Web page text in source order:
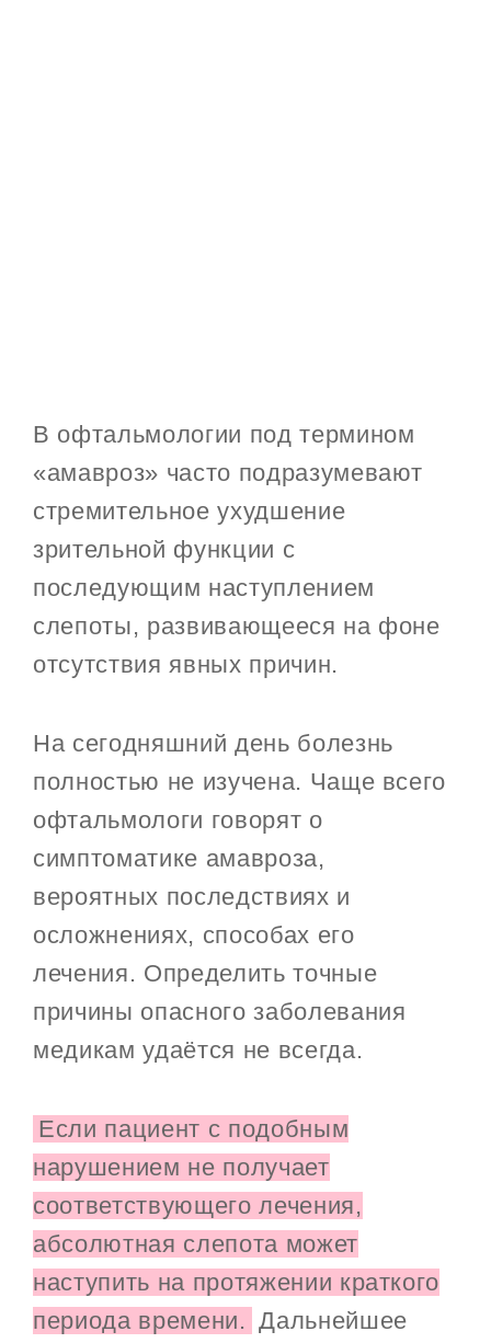
В офтальмологии под термином
«амавроз» часто подразумевают
стремительное ухудшение
зрительной функции с
последующим наступлением
слепоты, развивающееся на фоне
отсутствия явных причин.
На сегодняшний день болезнь
полностью не изучена. Чаще всего
офтальмологи говорят о
симптоматике амавроза,
вероятных последствиях и
осложнениях, способах его
лечения. Определить точные
причины опасного заболевания
медикам удаётся не всегда.
Если пациент с подобным
нарушением не получает
соответствующего лечения,
абсолютная слепота может
наступить на протяжении краткого
периода времени. Дальнейшее